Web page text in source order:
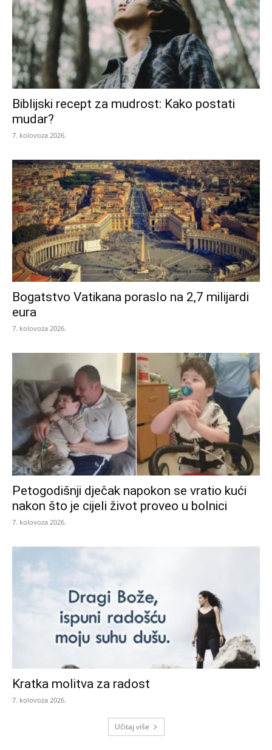
Biblijski recept za mudrost: Kako postati
mudar?
7. kolovoza 2026.
Bogatstvo Vatikana poraslo na 2,7 milijardi
eura
7. kolovoza 2026.
Petogodišnji dječak napokon se vratio kući
nakon što je cijeli život proveo u bolnici
7. kolovoza 2026.
Kratka molitva za radost
7. kolovoza 2026.
Učitaj više